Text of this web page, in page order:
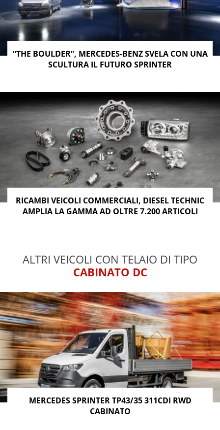
“THE BOULDER”, MERCEDES-BENZ SVELA CON UNA
SCULTURA IL FUTURO SPRINTER
RICAMBI VEICOLI COMMERCIALI, DIESEL TECHNIC
AMPLIA LA GAMMA AD OLTRE 7.200 ARTICOLI
ALTRI VEICOLI CON TELAIO DI TIPO
CABINATO DC
MERCEDES SPRINTER TP43/35 311CDI RWD
CABINATO